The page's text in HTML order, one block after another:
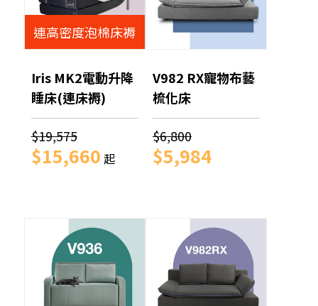
連高密度泡棉床褥
Iris MK2電動升降
睡床(連床褥)
$19,575
$15,660 起
V982 RX寵物布藝
梳化床
$6,800
$5,984